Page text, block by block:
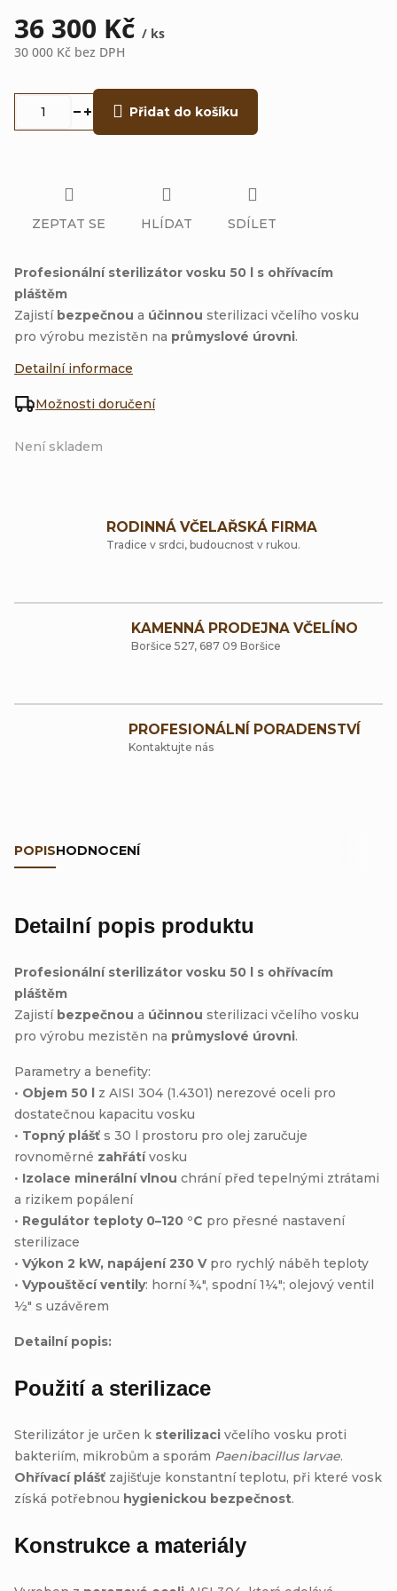
36 300 Kč / ks
30 000 Kč bez DPH
Není skladem
Možnosti doručení
Přidat do košíku
Profesionální sterilizátor vosku 50 l s ohřívacím
pláštěm
Zajistí bezpečnou a účinnou sterilizaci včelího vosku
pro výrobu mezistěn na průmyslové úrovni.
Detailní informace
ZEPTAT SE HLÍDAT SDÍLET
RODINNÁ VČELAŘSKÁ FIRMA
Tradice v srdci, budoucnost v rukou.
KAMENNÁ PRODEJNA VČELÍNO
Boršice 527, 687 09 Boršice
PROFESIONÁLNÍ PORADENSTVÍ
Kontaktujte nás
POPISHODNOCENÍ
Detailní popis produktu
Profesionální sterilizátor vosku 50 l s ohřívacím
pláštěm
Zajistí bezpečnou a účinnou sterilizaci včelího vosku
pro výrobu mezistěn na průmyslové úrovni.
Parametry a benefity:
• Objem 50 l z AISI 304 (1.4301) nerezové oceli pro
dostatečnou kapacitu vosku
• Topný plášť s 30 l prostoru pro olej zaručuje
rovnoměrné zahřátívosku
• Izolace minerální vlnou chrání před tepelnými ztrátami
a rizikem popálení
• Regulátor teploty 0–120 °C pro přesné nastavení
sterilizace
• Výkon 2 kW, napájení 230 Vpro rychlý náběh teploty
• Vypouštěcí ventily: horní ¾″, spodní 1¼″; olejový ventil
½″ s uzávěrem
Detailní popis:
Použití a sterilizace
Sterilizátor je určen k sterilizaci včelího vosku proti
bakteriím, mikrobům a sporám Paenibacillus larvae.
Ohřívací plášť zajišťuje konstantní teplotu, při které vosk
získá potřebnou hygienickou bezpečnost.
Konstrukce a materiály